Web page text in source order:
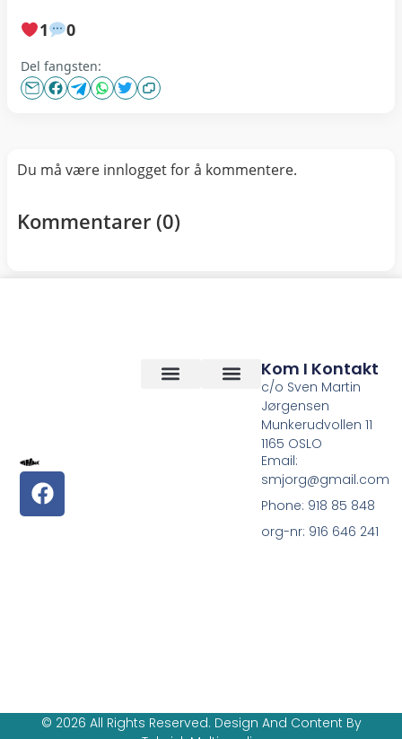
1 0
Del fangsten:
Du må være innlogget for å kommentere.
Kommentarer (0)
Kom I Kontakt
c/o Sven Martin
Jørgensen
Munkerudvollen 11
1165 OSLO
Email:
smjorg@gmail.com
Phone: 918 85 848
org-nr: 916 646 241
© 2026 All Rights Reserved. Design And Content By